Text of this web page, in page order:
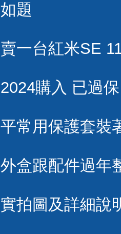
如題
賣一台紅米SE
2024購入 已過
平常用保護套裝
外盒跟配件過年
實拍圖及詳細說